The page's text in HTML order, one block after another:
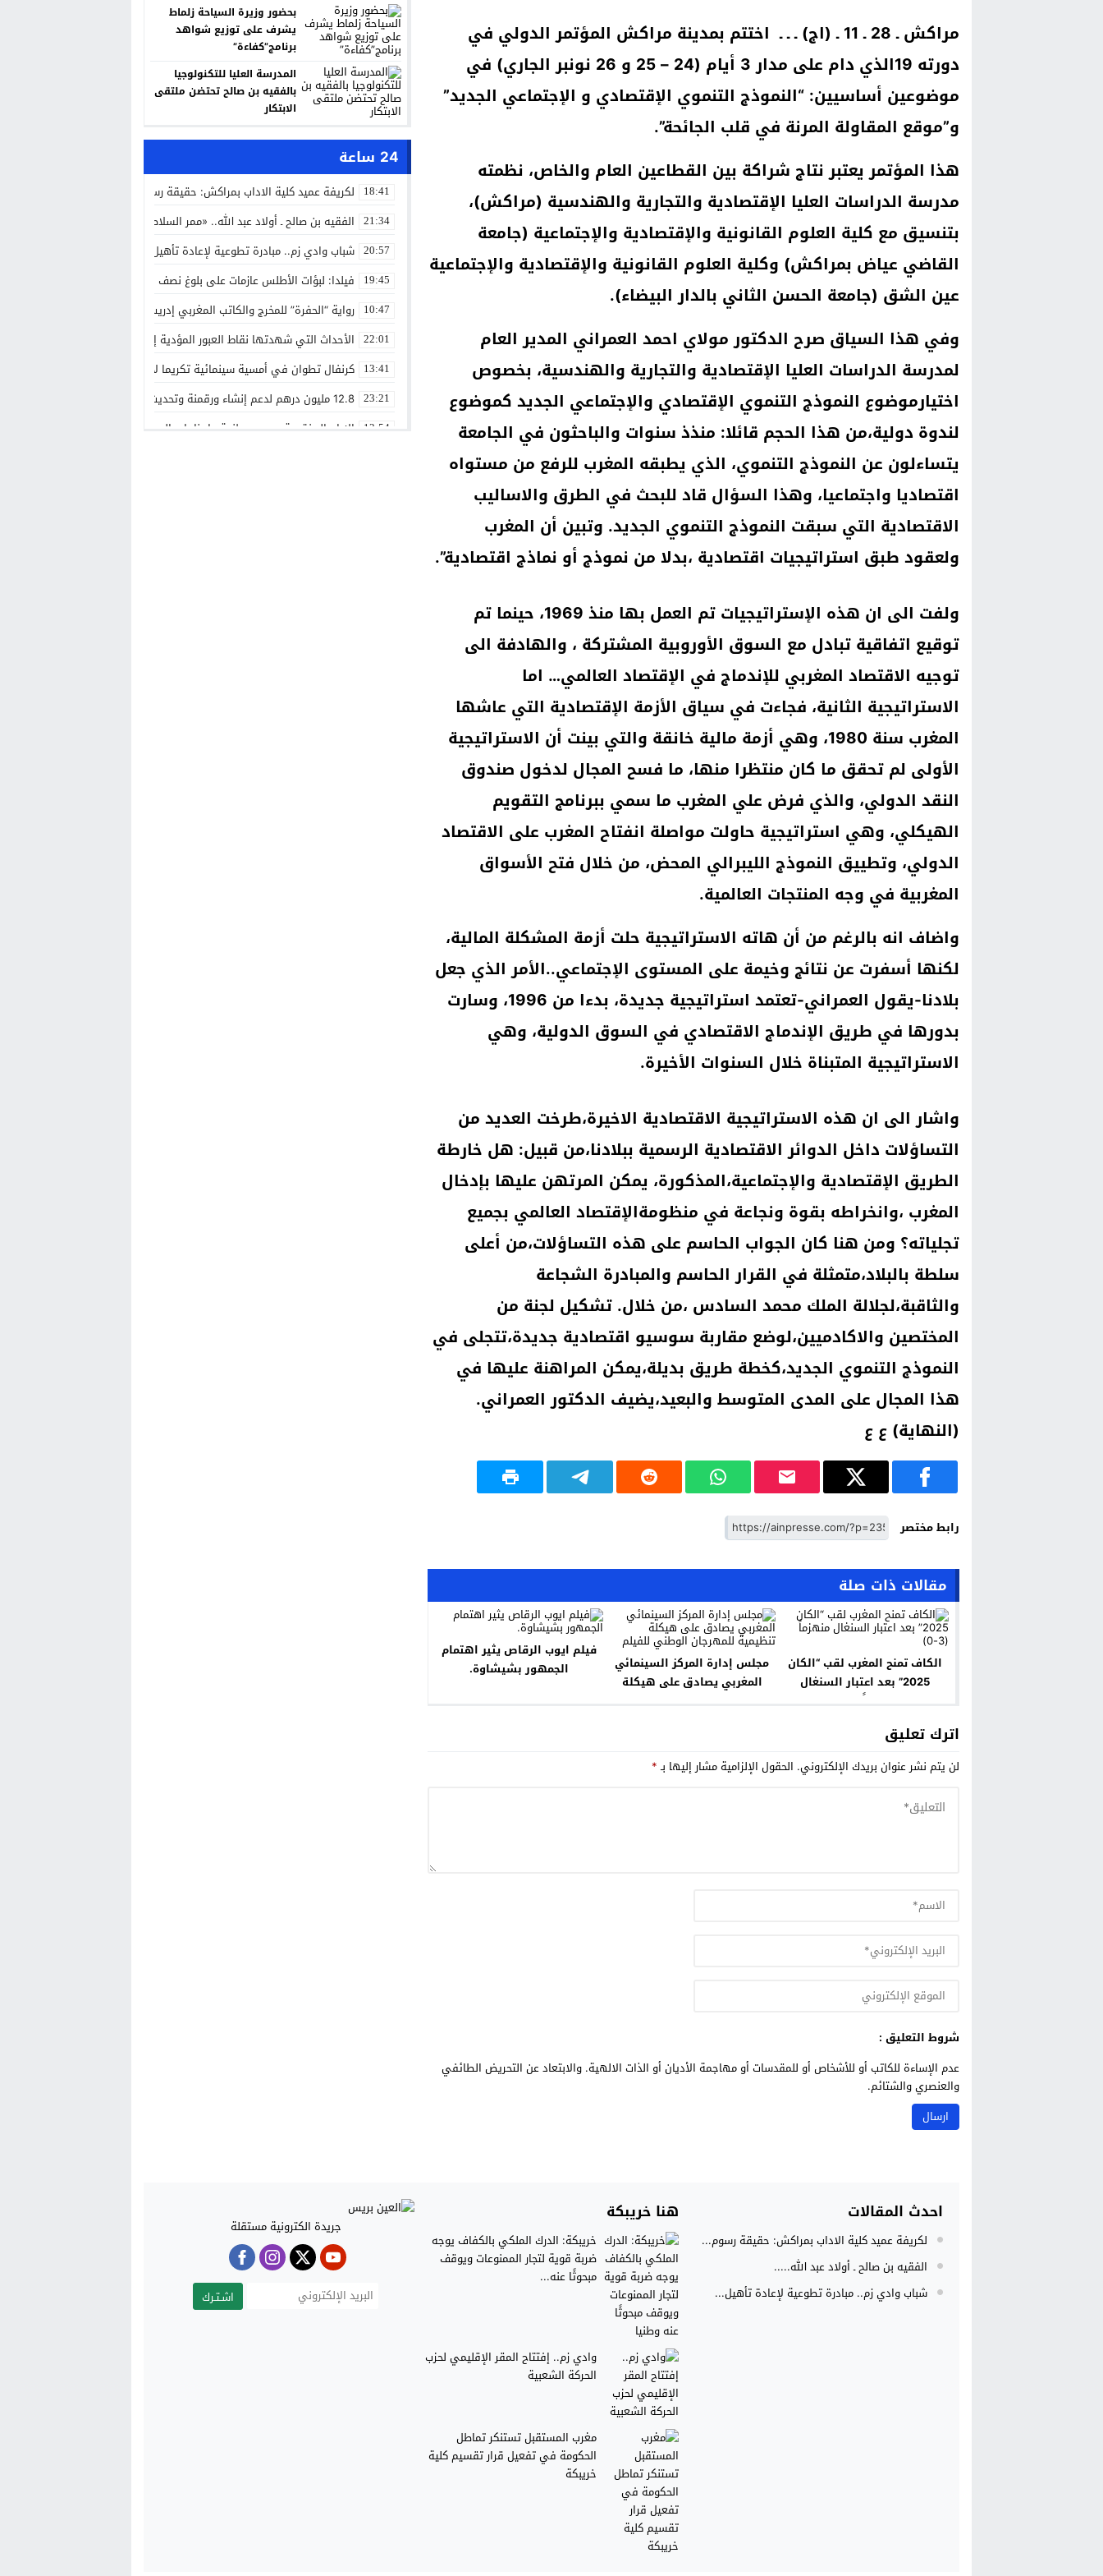
مراكش ـ 28 ـ 11 ـ (اج) ـ ـ ـ اختتم بمدينة مراكش المؤتمر الدولي في
دورته 19الذي دام على مدار 3 أيام (24 – 25 و 26 نونبر الجاري) في
موضوعين أساسيين: “النموذج التنموي الإقتصادي و الإجتماعي الجديد”
و”موقع المقاولة المرنة في قلب الجائحة”.
هذا المؤتمر يعتبر نتاج شراكة بين القطاعين العام والخاص، نظمته
مدرسة الدراسات العليا الإقتصادية والتجارية والهندسية (مراكش)،
بتنسيق مع كلية العلوم القانونية والإقتصادية والإجتماعية (جامعة
القاضي عياض بمراكش) وكلية العلوم القانونية والإقتصادية والإجتماعية
عين الشق (جامعة الحسن الثاني بالدار البيضاء).
وفي هذا السياق صرح الدكتور مولاي احمد العمراني المدير العام
لمدرسة الدراسات العليا الإقتصادية والتجارية والهندسية، بخصوص
اختيارموضوع النموذج التنموي الإقتصادي والإجتماعي الجديد كموضوع
لندوة دولية،من هذا الحجم قائلا: منذذ سنوات والباحثون في الجامعة
يتساءلون عن النموذج التنموي، الذي يطبقه المغرب للرفع من مستواه
اقتصاديا واجتماعيا، وهذا السؤال قاد للبحث في الطرق والاساليب
الاقتصادية التي سبقت النموذج التنموي الجديد. وتبين أن المغرب
ولعقود طبق استراتيجيات اقتصادية ،بدلا من نموذج أو نماذج اقتصادية”.
ولفت الى ان هذه الإستراتيجيات تم العمل بها منذ 1969، حينما تم
توقيع اتفاقية تبادل مع السوق الأوروبية المشتركة ، والهادفة الى
توجيه الاقتصاد المغربي للإندماج في الإقتصاد العالمي… اما
الاستراتيجية الثانية، فجاءت في سياق الأزمة الإقتصادية التي عاشها
المغرب سنة 1980، وهي أزمة مالية خانقة والتي بينت أن الاستراتيجية
الأولى لم تحقق ما كان منتظرا منها، ما فسح المجال لدخول صندوق
النقد الدولي، والذي فرض علي المغرب ما سمي ببرنامج التقويم
الهيكلي، وهي استراتيجية حاولت مواصلة انفتاح المغرب على الاقتصاد
الدولي، وتطييق النموذج الليبرالي المحض، من خلال فتح الأسواق
المغربية في وجه المنتجات العالمية.
واضاف انه بالرغم من أن هاته الاستراتيجية حلت أزمة المشكلة المالية،
لكنها أسفرت عن نتائج وخيمة على المستوى الإجتماعي..الأمر الذي جعل
بلادنا-يقول العمراني-تعتمد استراتيجية جديدة، بدءا من 1996، وسارت
بدورها في طريق الإندماج الاقتصادي في السوق الدولية، وهي
الاستراتيجية المتبناة خلال السنوات الأخيرة.
واشار الى ان هذه الاستراتيجية الاقتصادية الاخيرة،طرخت العديد من
التساؤلات داخل الدوائر الاقتصادية الرسمية ببلادنا،من قبيل: هل خارطة
الطريق الإقتصادية والإجتماعية،المذكورة، يمكن المرتهن عليها بإدخال
المغرب ،وانخراطه بقوة ونجاعة في منظومةالإقتصاد العالمي بجميع
تجلياته؟ ومن هنا كان الجواب الحاسم على هذه التساؤلات،من أعلى
سلطة بالبلاد،متمثلة في القرار الحاسم والمبادرة الشجاعة
والثاقبة،لجلالة الملك محمد السادس ،من خلال. تشكيل لجنة من
المختصين والاكادميين،لوضع مقاربة سوسيو اقتصادية جديدة،تتجلى في
النموذج التنموي الجديد،كخطة طريق بديلة،يمكن المراهنة عليها في
هذا المجال على المدى المتوسط والبعيد،يضيف الدكتور العمراني.
(النهاية) ع ع
رابط مختصر
مقالات ذات صلة
الكاف تمنح المغرب لقب “الكان
2025” بعد اعتبار السنغال
منهزماً (3-0)
مجلس إدارة المركز السينمائي
المغربي يصادق على هيكلة
فيلم ايوب الرقاص يثير اهتمام
الجمهور بشيشاوة.
اترك تعليق
لن يتم نشر عنوان بريدك الإلكتروني. الحقول الإلزامية مشار إليها بـ*
شروط التعليق :
عدم الإساءة للكاتب أو للأشخاص أو للمقدسات أو مهاجمة الأديان أو الذات الالهية. والابتعاد عن التحريض الطائفي
والعنصري والشتائم.
بحضور وزيرة السياحة زلماط
يشرف على توزيع شواهد
برنامج”كفاءة”
المدرسة العليا للتكنولوجيا
بالفقيه بن صالح تحتضن ملتقى
الابتكار
24 ساعة
18:41 لكريفة عميد كلية الاداب بمراكش: حقيقة رسوم التوقيت الميسر ومجانية
21:34 الفقيه بن صالح ـ أولاد عبد الله.. «ممر السلاطين» يعيد ذاكرة أم الربيع إلى
20:57 شباب وادي زم.. مبادرة تطوعية لإعادة تأهيل مقبرة الشهداء
19:45 فيلدا: لبؤات الأطلس عازمات على بلوغ نصف النهائي
10:47 رواية “الحفرة” للمخرج والكاتب المغربي إدريس الروخ على قناة تلفزيون العربي
22:01 الأحداث التي شهدتها نقاط العبور المؤدية إلى سبتة ومليلية جاءت نتيجة
13:41 كرنفال تطوان في أمسية سينمائية تكريما لادريس الروخ
23:21 12.8 مليون درهم لدعم إنشاء ورقمنة وتحديث القاعات السينمائية بالمغرب
13:54 الايام المفتوحة بمرسى طنجة مارينا باي الدولية
احدث المقالات
لكريفة عميد كلية الاداب بمراكش: حقيقة رسوم...
الفقيه بن صالح ـ أولاد عبد الله.....
شباب وادي زم.. مبادرة تطوعية لإعادة تأهيل...
هنا خريبكة
خريبكة: الدرك الملكي بالكفاف يوجه
ضربة قوية لتجار الممنوعات ويوقف
مبحوثًا عنه...
وادي زم.. إفتتاح المقر الإقليمي لحزب
الحركة الشعبية
مغرب المستقبل تستنكر تماطل
الحكومة في تفعيل قرار تقسيم كلية
خريبكة
جريدة الكترونية مستقلة
اشـتـرك